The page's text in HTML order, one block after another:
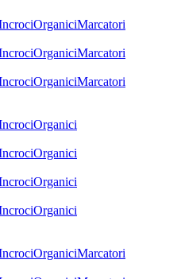
OrganiciMarcatori
OrganiciMarcatori
OrganiciMarcatori
Organici
Organici
Organici
Organici
OrganiciMarcatori